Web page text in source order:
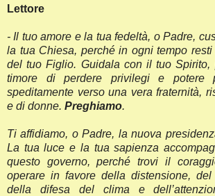
Lettore
- Il tuo amore e la tua fedeltà, o Padre,
la tua Chiesa, perché in ogni tempo
del tuo Figlio. Guidala con il tuo Spirito,
timore di perdere privilegi e potere
speditamente verso una vera fraternità,
e di donne. Preghiamo.
Ti affidiamo, o Padre, la nuova
La tua luce e la tua sapienza
questo governo, perché trovi il
operare in favore della distensione, del
della difesa del clima e